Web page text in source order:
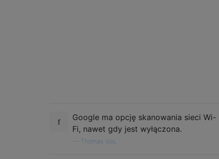
Google ma opcję skanowania sieci Wi-
Fi, nawet gdy jest wyłączona.
Thomas Vos,